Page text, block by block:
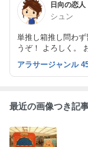
日向の恋人
シュン
単推し箱推し問わず皆様の
アラサージャンル
最近の画像つき記